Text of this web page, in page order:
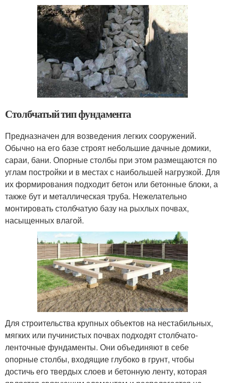
Столбчатый тип фундамента
Предназначен для возведения легких сооружений.
Обычно на его базе строят небольшие дачные домики,
сараи, бани. Опорные столбы при этом размещаются по
углам постройки и в местах с наибольшей нагрузкой. Для
их формирования подходит бетон или бетонные блоки, а
также бут и металлическая труба. Нежелательно
монтировать столбчатую базу на рыхлых почвах,
насыщенных влагой.
Для строительства крупных объектов на нестабильных,
мягких или пучинистых почвах подходят столбчато-
ленточные фундаменты. Они объединяют в себе
опорные столбы, входящие глубоко в грунт, чтобы
достичь его твердых слоев и бетонную ленту, которая